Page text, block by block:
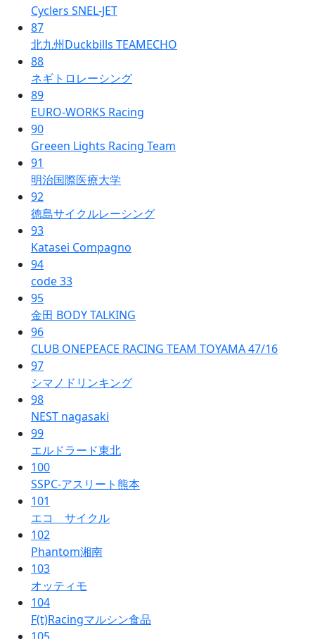
Cyclers SNEL-JET
87
北九州Duckbills TEAMECHO
88
ネギトロレーシング
89
EURO-WORKS Racing
90
Greeen Lights Racing Team
91
明治国際医療大学
92
徳島サイクルレーシング
93
Katasei Compagno
94
code 33
95
金田 BODY TALKING
96
CLUB ONEPEACE RACING TEAM TOYAMA 47/16
97
シマノドリンキング
98
NEST nagasaki
99
エルドラード東北
100
SSPC-アスリート熊本
101
エコ サイクル
102
Phantom湘南
103
オッティモ
104
F(t)Racingマルシン食品